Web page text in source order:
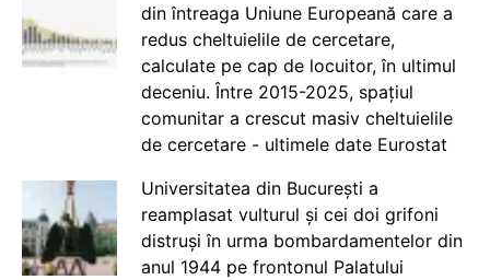
din întreaga Uniune Europeană care a
redus cheltuielile de cercetare,
calculate pe cap de locuitor, în ultimul
deceniu. Între 2015-2025, spațiul
comunitar a crescut masiv cheltuielile
de cercetare - ultimele date Eurostat
Universitatea din București a
reamplasat vulturul și cei doi grifoni
distruși în urma bombardamentelor din
anul 1944 pe frontonul Palatului